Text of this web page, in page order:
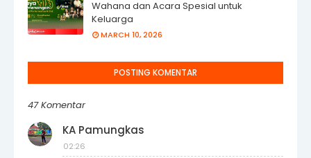
Wahana dan Acara Spesial untuk
Keluarga
MARCH 10, 2026
POSTING KOMENTAR
47 Komentar
KA Pamungkas
02:26